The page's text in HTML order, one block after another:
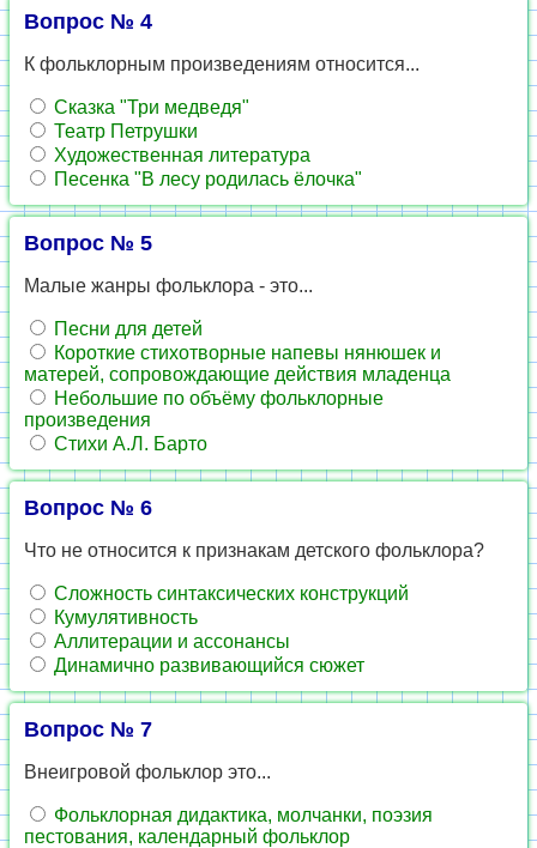
Вопрос № 4
К фольклорным произведениям относится...
Сказка "Три медведя"
Театр Петрушки
Художественная литература
Песенка "В лесу родилась ёлочка"
Вопрос № 5
Малые жанры фольклора - это...
Песни для детей
Короткие стихотворные напевы нянюшек и
матерей, сопровождающие действия младенца
Небольшие по объёму фольклорные
произведения
Стихи А.Л. Барто
Вопрос № 6
Что не относится к признакам детского фольклора?
Сложность синтаксических конструкций
Кумулятивность
Аллитерации и ассонансы
Динамично развивающийся сюжет
Вопрос № 7
Внеигровой фольклор это...
Фольклорная дидактика, молчанки, поэзия
пестования, календарный фольклор